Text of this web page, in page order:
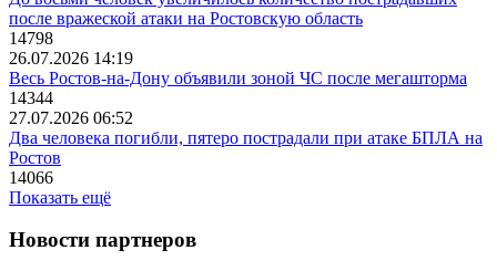
после вражеской атаки на Ростовскую область
14798
26.07.2026 14:19
Весь Ростов-на-Дону объявили зоной ЧС после мегашторма
14344
27.07.2026 06:52
Два человека погибли, пятеро пострадали при атаке БПЛА на
Ростов
14066
Показать ещё
Новости партнеров